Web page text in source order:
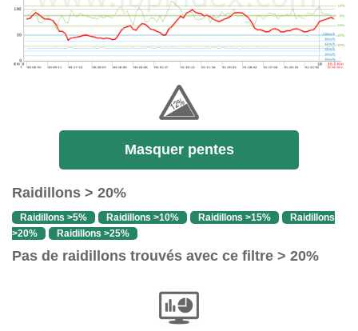
Masquer pentes
Raidillons > 20%
Raidillons >5% Raidillons >10% Raidillons >15%
Raidillons
>20%
Raidillons >25%
Pas de raidillons trouvés avec ce filtre > 20%